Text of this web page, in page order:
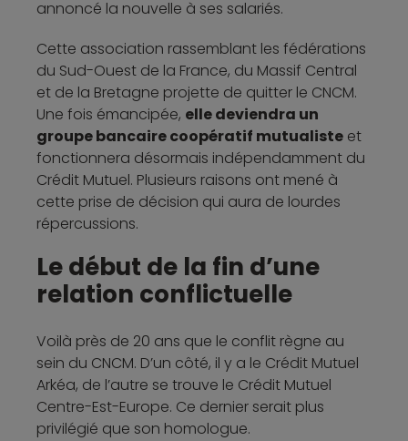
annoncé la nouvelle à ses salariés.
Cette association rassemblant les fédérations
du Sud-Ouest de la France, du Massif Central
et de la Bretagne projette de quitter le CNCM.
Une fois émancipée, elle deviendra un
groupe bancaire coopératif mutualiste et
fonctionnera désormais indépendamment du
Crédit Mutuel. Plusieurs raisons ont mené à
cette prise de décision qui aura de lourdes
répercussions.
Le début de la fin d’une
relation conflictuelle
Voilà près de 20 ans que le conflit règne au
sein du CNCM. D’un côté, il y a le Crédit Mutuel
Arkéa, de l’autre se trouve le Crédit Mutuel
Centre-Est-Europe. Ce dernier serait plus
privilégié que son homologue.